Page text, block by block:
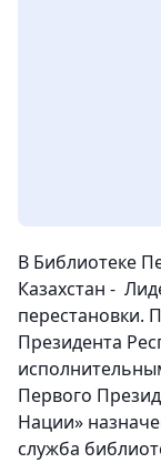
В Библиотеке
Казахстан -
перестановки.
Президента
Первого
Нации»
служба